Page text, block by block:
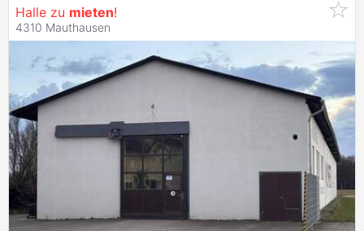
Halle zu mieten!
4310 Mauthausen